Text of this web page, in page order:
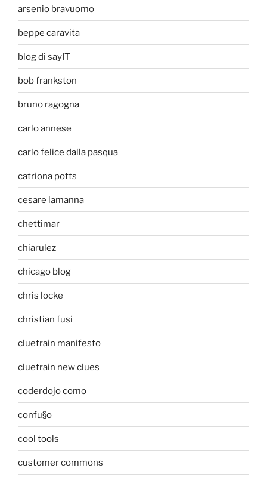
arsenio bravuomo
beppe caravita
blog di sayIT
bob frankston
bruno ragogna
carlo annese
carlo felice dalla pasqua
catriona potts
cesare lamanna
chettimar
chiarulez
chicago blog
chris locke
christian fusi
cluetrain manifesto
cluetrain new clues
coderdojo como
confu§o
cool tools
customer commons